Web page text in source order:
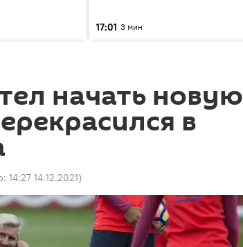
17:01 3 мин
начать новую
в
14:27 14.12.2021)